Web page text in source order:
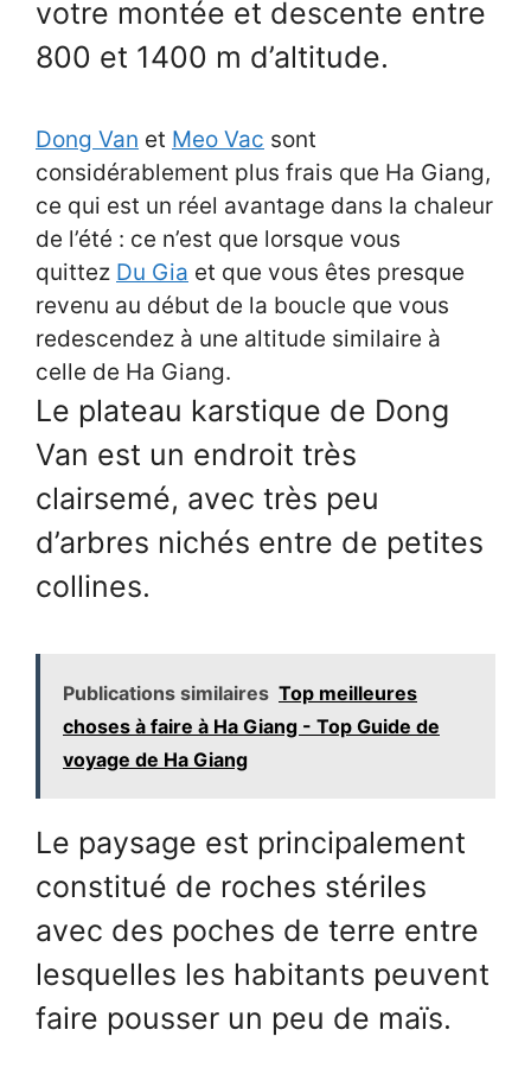
votre montée et descente entre
800 et 1400 m d’altitude.
Dong Van et Meo Vac sont
considérablement plus frais que Ha Giang,
ce qui est un réel avantage dans la chaleur
de l’été : ce n’est que lorsque vous
quittez Du Gia et que vous êtes presque
revenu au début de la boucle que vous
redescendez à une altitude similaire à
celle de Ha Giang.
Le plateau karstique de Dong
Van est un endroit très
clairsemé, avec très peu
d’arbres nichés entre de petites
collines.
Publications similaires Top meilleures
choses à faire à Ha Giang - Top Guide de
voyage de Ha Giang
Le paysage est principalement
constitué de roches stériles
avec des poches de terre entre
lesquelles les habitants peuvent
faire pousser un peu de maïs.